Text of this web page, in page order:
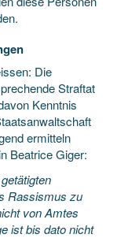
Die
Straftat
Kenntnis
ermitteln
Beatrice Giger:
Rassismus zu
von Amtes
ist bis dato nicht